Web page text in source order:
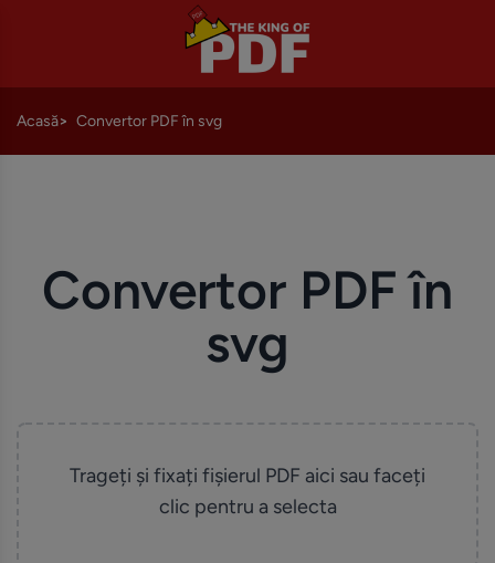
Acasă Convertor PDF în svg
Convertor PDF în
svg
Trageți și fixați fișierul PDF aici sau faceți
clic pentru a selecta